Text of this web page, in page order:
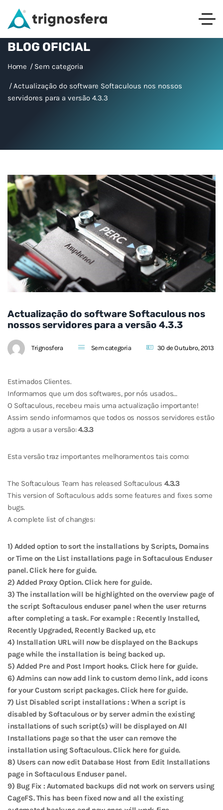
BLOG OFICIAL
Home Sem categoria
Actualização do software Softaculous nos nossos
servidores para a versão 4.3.3
Actualização do software Softaculous nos
nossos servidores para a versão 4.3.3
Trignosfera Sem categoria 30 de Outubro, 2013
Estimados Clientes.
Informamos que um dos softwares, por nós usados…
O Softaculous, recebeu mais uma actualização importante!
Assim sendo informamos que todos os nossos servidores estão
agora a usar a versão:4.3.3
Esta versão traz importantes melhoramentos tais como:
The Softaculous Team has released Softaculous 4.3.3
This version of Softaculous adds some features and fixes some
bugs.
A complete list of changes:
1) Added option to sort the installations by Scripts, Domains
or Time on the List installations page in Softaculous Enduser
panel. Click here for guide.
2) Added Proxy Option. Click here for guide.
3) The installation will be highlighted on the overview page of
the script Softaculous enduser panel when the user returns
after completing a task. For example : Recently Installed,
Recently Upgraded, Recently Backed up, etc
4) Installation URL will now be displayed on the Backups
page while the installation is being backed up.
5) Added Pre and Post Import hooks. Click here for guide.
6) Admins can now add link to custom demo link, add icons
for your Custom script packages. Click here for guide.
7) List Disabled script installations : When a script is
disabled by Softaculous or by server admin the existing
installations of such script(s) will be displayed on All
Installations page so that the user can remove the
installation using Softaculous. Click here for guide.
8) Users can now edit Database Host from Edit Installations
page in Softaculous Enduser panel.
9) Bug Fix : Automated backups did not work on servers using
CageFS. This has been fixed now and all the existing